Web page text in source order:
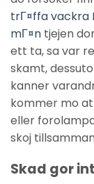
trГ¤ffa vackra
mГ¤n tjejen
ett ta, sa var
skamt,
kanner
kommer mo
eller
skoj
Skad gor